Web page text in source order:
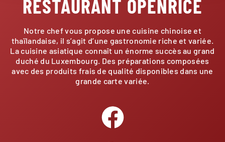
RESTAURANT OPENRICE
Notre chef vous propose une cuisine chinoise et
thaïlandaise, il s’agit d’une gastronomie riche et variée.
La cuisine asiatique connaît un énorme succès au grand
duché du Luxembourg. Des préparations composées
avec des produits frais de qualité disponibles dans une
grande carte variée.